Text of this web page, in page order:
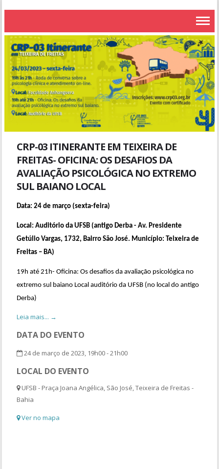
CRP-03 ITINERANTE EM TEIXEIRA DE
FREITAS- OFICINA: OS DESAFIOS DA
AVALIAÇÃO PSICOLÓGICA NO EXTREMO
SUL BAIANO LOCAL
Data: 24 de março (sexta-feira)
Local: Auditório da UFSB (antigo Derba - Av. Presidente
Getúlio Vargas, 1732, Bairro São José. Município: Teixeira de
Freitas – BA)
19h até 21h- Oficina: Os desafios da avaliação psicológica no
extremo sul baiano Local auditório da UFSB (no local do antigo
Derba)
Leia mais... →
DATA DO EVENTO
24 de março de 2023, 19h00 - 21h00
LOCAL DO EVENTO
UFSB - Praça Joana Angélica, São José, Teixeira de Freitas -
Bahia
Ver no mapa